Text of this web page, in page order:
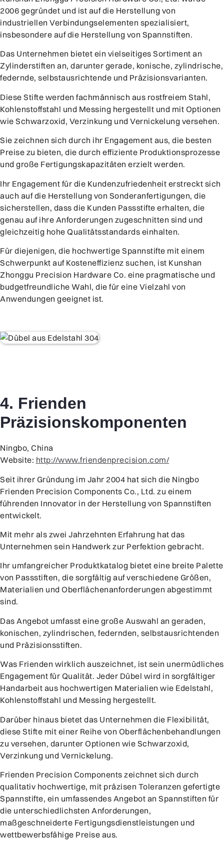
2006 gegründet und ist auf die Herstellung von
industriellen Verbindungselementen spezialisiert,
insbesondere auf die Herstellung von Spannstiften.
Das Unternehmen bietet ein vielseitiges Sortiment an
Zylinderstiften an, darunter gerade, konische, zylindrische,
federnde, selbstausrichtende und Präzisionsvarianten.
Diese Stifte werden fachmännisch aus rostfreiem Stahl,
Kohlenstoffstahl und Messing hergestellt und mit Optionen
wie Schwarzoxid, Verzinkung und Vernickelung versehen.
Sie zeichnen sich durch ihr Engagement aus, die besten
Preise zu bieten, die durch effiziente Produktionsprozesse
und große Fertigungskapazitäten erzielt werden.
Ihr Engagement für die Kundenzufriedenheit erstreckt sich
auch auf die Herstellung von Sonderanfertigungen, die
sicherstellen, dass die Kunden Passstifte erhalten, die
genau auf ihre Anforderungen zugeschnitten sind und
gleichzeitig hohe Qualitätsstandards einhalten.
Für diejenigen, die hochwertige Spannstifte mit einem
Schwerpunkt auf Kosteneffizienz suchen, ist Kunshan
Zhonggu Precision Hardware Co. eine pragmatische und
budgetfreundliche Wahl, die für eine Vielzahl von
Anwendungen geeignet ist.
4. Frienden
Präzisionskomponenten
Ningbo, China
Website: http://www.friendenprecision.com/
Seit ihrer Gründung im Jahr 2004 hat sich die Ningbo
Frienden Precision Components Co., Ltd. zu einem
führenden Innovator in der Herstellung von Spannstiften
entwickelt.
Mit mehr als zwei Jahrzehnten Erfahrung hat das
Unternehmen sein Handwerk zur Perfektion gebracht.
Ihr umfangreicher Produktkatalog bietet eine breite Palette
von Passstiften, die sorgfältig auf verschiedene Größen,
Materialien und Oberflächenanforderungen abgestimmt
sind.
Das Angebot umfasst eine große Auswahl an geraden,
konischen, zylindrischen, federnden, selbstausrichtenden
und Präzisionsstiften.
Was Frienden wirklich auszeichnet, ist sein unermüdliches
Engagement für Qualität. Jeder Dübel wird in sorgfältiger
Handarbeit aus hochwertigen Materialien wie Edelstahl,
Kohlenstoffstahl und Messing hergestellt.
Darüber hinaus bietet das Unternehmen die Flexibilität,
diese Stifte mit einer Reihe von Oberflächenbehandlungen
zu versehen, darunter Optionen wie Schwarzoxid,
Verzinkung und Vernickelung.
Frienden Precision Components zeichnet sich durch
qualitativ hochwertige, mit präzisen Toleranzen gefertigte
Spannstifte, ein umfassendes Angebot an Spannstiften für
die unterschiedlichsten Anforderungen,
maßgeschneiderte Fertigungsdienstleistungen und
wettbewerbsfähige Preise aus.